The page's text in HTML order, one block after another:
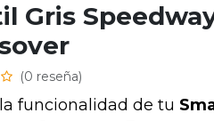
Gris
(0 reseña)
funcionalidad de tu